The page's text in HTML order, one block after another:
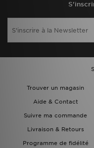
Trouver un magasin
Aide & Contact
Suivre ma commande
Livraison & Retours
Programme de fidélité